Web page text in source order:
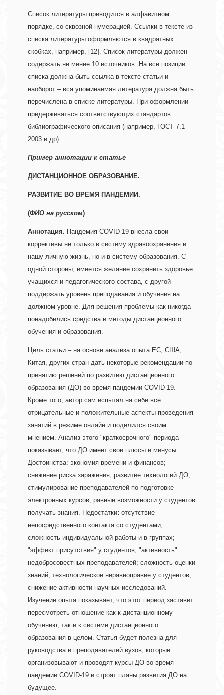
Список литературы приводится в алфавитном
порядке, со сквозной нумерацией. Ссылки в тексте из
списка литературы оформляются в квадратных
скобках, например, [12]. Список литературы должен
содержать не менее 10 источников. На все позиции
списка должна быть ссылка в тексте статьи и
наоборот – вся упоминаемая литература должна быть
перечислена в списке литературы. При оформлении
придерживаться соответствующих стандартов
библиографического описания (например, ГОСТ 7.1-
2003 и др).
Пример аннотации к статье
ДИСТАНЦИОННОЕ ОБРАЗОВАНИЕ.
РАЗВИТИЕ ВО ВРЕМЯ ПАНДЕМИИ.
(ФИО на русском)
Аннотация. Пандемия COVID-19 внесла свои
коррективы не только в систему здравоохранения и
нашу личную жизнь, но и в систему образования. С
одной стороны, имеется желание сохранить здоровье
учащихся и педагогического состава, с другой –
поддержать уровень преподавания и обучения на
должном уровне. Для решения проблемы как никогда
понадобились средства и методы дистанционного
обучения и образования.
Цель статьи – на основе анализа опыта ЕС, США,
Китая, других стран дать некоторые рекомендации по
принятию решений по развитию дистанционного
образования (ДО) во время пандемии COVID-19.
Кроме того, автор сам испытал на себе все
отрицательные и положительные аспекты проведения
занятий в режиме онлайн и поделился своим
мнением. Анализ этого "краткосрочного" периода
показывает, что ДО имеет свои плюсы и минусы.
Достоинства: экономия времени и финансов;
снижение риска заражения; развитие технологий ДО;
стимулирование преподавателей по подготовке
электронных курсов; равные возможности у студентов
получать знания. Недостатки: отсутствие
непосредственного контакта со студентами;
сложность индивидуальной работы и в группах;
"эффект присутствия" у студентов; "активность"
недобросовестных преподавателей; сложность оценки
знаний; технологическое неравноправие у студентов;
снижение активности научных исследований.
Изучение опыта показывает, что этот период заставит
пересмотреть отношение как к дистанционному
обучению, так и к системе дистанционного
образования в целом. Статья будет полезна для
руководства и преподавателей вузов, которые
организовывают и проводят курсы ДО во время
пандемии COVID-19 и строят планы развития ДО на
будущее.